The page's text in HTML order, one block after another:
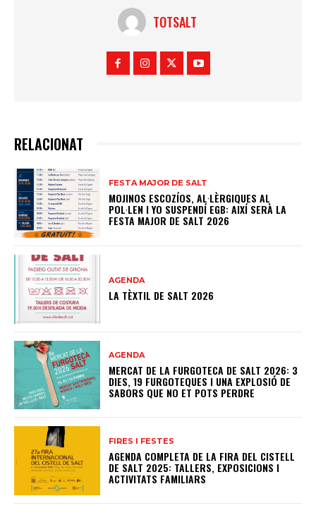
TOTSALT
RELACIONAT
FESTA MAJOR DE SALT
MOJINOS ESCOZÍOS, AL·LÈRGIQUES AL
POL·LEN I YO SUSPENDÍ EGB: AIXÍ SERÀ LA
FESTA MAJOR DE SALT 2026
AGENDA
LA TÈXTIL DE SALT 2026
AGENDA
MERCAT DE LA FURGOTECA DE SALT 2026: 3
DIES, 19 FURGOTEQUES I UNA EXPLOSIÓ DE
SABORS QUE NO ET POTS PERDRE
FIRES I FESTES
AGENDA COMPLETA DE LA FIRA DEL CISTELL
DE SALT 2025: TALLERS, EXPOSICIONS I
ACTIVITATS FAMILIARS